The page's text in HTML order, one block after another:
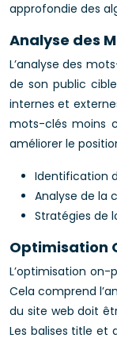
approfondie des
Analyse des
L’analyse des
de son public
internes et
mots-clés moins
améliorer le
Identification
Analyse de la
Stratégies de
Optimisation
L’optimisation
Cela comprend
du site web doit
Les balises title et